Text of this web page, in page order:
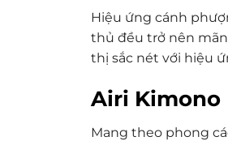
Hiệu ứng cánh
thủ đều trở nên
thị sắc nét với hiệu
Airi Kimono
Mang theo phong